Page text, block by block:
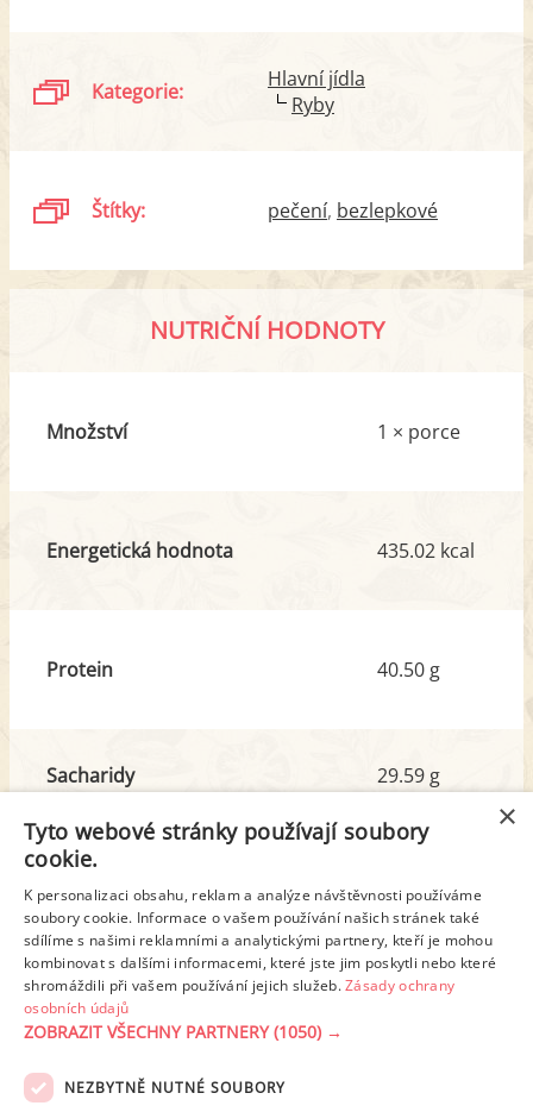
Kategorie:
Hlavní jídla
Ryby
Štítky: pečení bezlepkové
NUTRIČNÍ HODNOTY
Množství 1 × porce
Energetická hodnota 435.02 kcal
Protein 40.50 g
Sacharidy
29.59 g
Tuk
z toho nas. mastné kyseliny
14.97 g
6.42 g
Detailní rozpis
×
Tyto webové stránky používají soubory
cookie.
K personalizaci obsahu, reklam a analýze návštěvnosti používáme
soubory cookie. Informace o vašem používání našich stránek také
sdílíme s našimi reklamními a analytickými partnery, kteří je mohou
kombinovat s dalšími informacemi, které jste jim poskytli nebo které
shromáždili při vašem používání jejich služeb.Zásady ochrany
osobních údajů
ZOBRAZIT VŠECHNY PARTNERY(1050) →
NEZBYTNĚ NUTNÉ SOUBORY